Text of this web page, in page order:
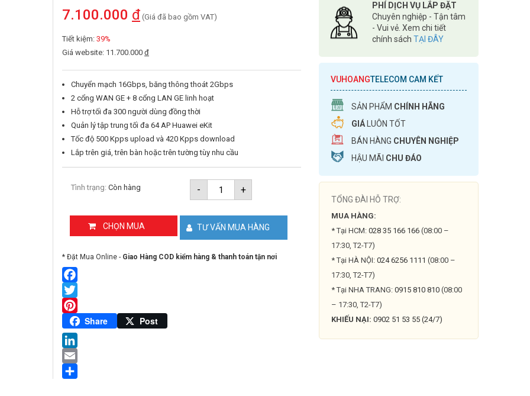
7.100.000 đ (Giá đã bao gồm VAT)
Tiết kiệm: 39%
Giá website: 11.700.000 đ
Chuyển mạch 16Gbps, băng thông thoát 2Gbps
2 cổng WAN GE + 8 cổng LAN GE linh hoạt
Hỗ trợ tối đa 300 người dùng đồng thời
Quản lý tập trung tối đa 64 AP Huawei eKit
Tốc độ 500 Kpps upload và 420 Kpps download
Lắp trên giá, trên bàn hoặc trên tường tùy nhu cầu
-
Multi-
Service
Gateway
cổng
HUAWEI
eKit
S8T2T
+
Tình trạng: Còn hàng
CHỌN MUA TƯ VẤN MUA HÀNG
* Đặt Mua Online - Giao Hàng COD kiểm hàng & thanh toán tận nơi
Facebook
Twitter
Pinterest
Share Post
LinkedIn
Email
PHÍ DỊCH VỤ LẮP ĐẶT
Chuyên nghiệp - Tận tâm
- Vui vẻ. Xem chi tiết
chính sách TẠI ĐÂY
VUHOANGTELECOM CAM KẾT
SẢN PHẨM CHÍNH HÃNG
GIÁ LUÔN TỐT
BÁN HÀNG CHUYÊN NGHIỆP
HẬU MÃI CHU ĐÁO
TỔNG ĐÀI HỖ TRỢ:
MUA HÀNG:
* Tại HCM: 028 35 166 166 (08:00 –
17:30, T2-T7)
* Tại HÀ NỘI: 024 6256 1111 (08:00 –
17:30, T2-T7)
* Tại NHA TRANG: 0915 810 810 (08:00
– 17:30, T2-T7)
KHIẾU NẠI: 0902 51 53 55 (24/7)